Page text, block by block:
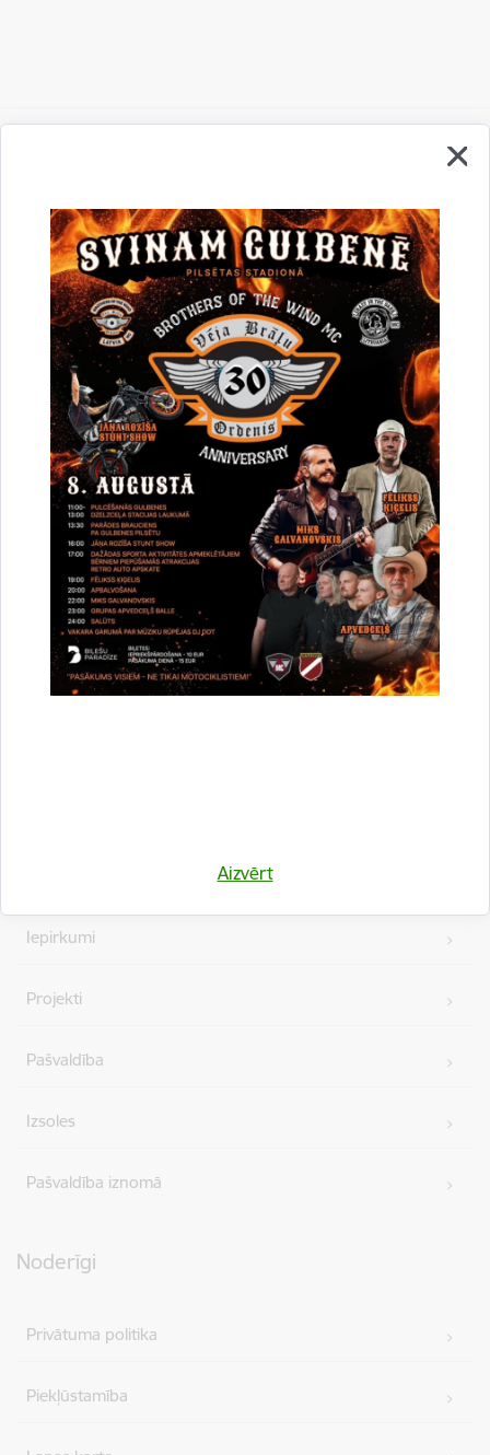
Aizvērt
Vai šī informācija bija noderīga?
Sniegt atsauksmi
Esi pirmais, kurš uzzina!
Piesakies jaunumu saņemšanai savā e-pastā.
Iepirkumi
Projekti
Pašvaldība
Izsoles
Pašvaldība iznomā
Noderīgi
Privātuma politika
Piekļūstamība